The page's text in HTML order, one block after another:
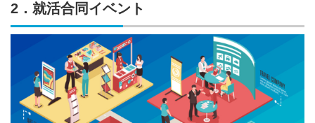
2．就活合同イベント